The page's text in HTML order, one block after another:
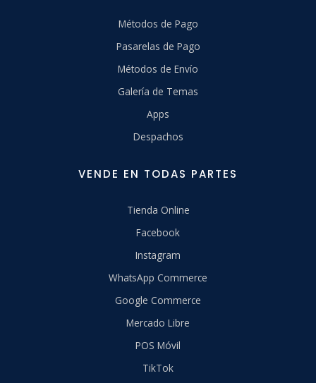
Métodos de Pago
Pasarelas de Pago
Métodos de Envío
Galería de Temas
Apps
Despachos
VENDE EN TODAS PARTES
Tienda Online
Facebook
Instagram
WhatsApp Commerce
Google Commerce
Mercado Libre
POS Móvil
TikTok